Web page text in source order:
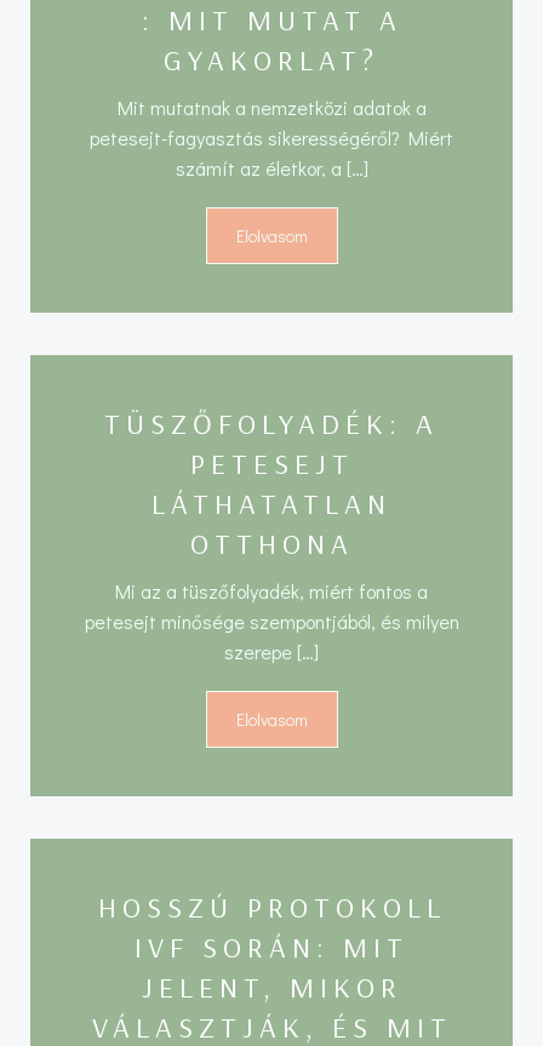
: MIT MUTAT A
GYAKORLAT?
Mit mutatnak a nemzetközi adatok a
petesejt-fagyasztás sikerességéről? Miért
számít az életkor, a […]
Elolvasom
TÜSZŐFOLYADÉK: A
PETESEJT
LÁTHATATLAN
OTTHONA
Mi az a tüszőfolyadék, miért fontos a
petesejt minősége szempontjából, és milyen
szerepe […]
Elolvasom
HOSSZÚ PROTOKOLL
IVF SORÁN: MIT
JELENT, MIKOR
VÁLASZTJÁK, ÉS MIT